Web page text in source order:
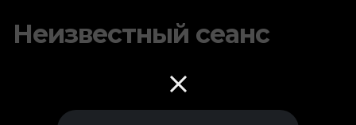
Неизвестный сеанс